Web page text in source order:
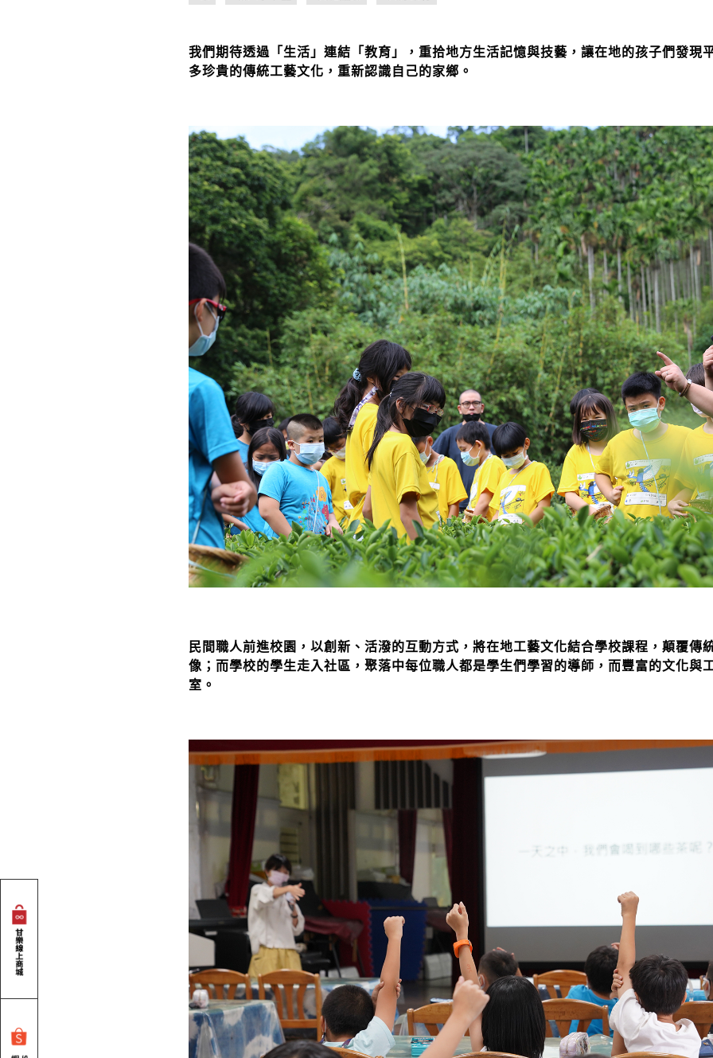
我們期待透過「生活」連結「教育」，重拾地方生活記憶與技藝，讓在地的孩子們發現
多珍貴的傳統工藝文化，重新認識自己的家鄉。
民間職人前進校園，以創新、活潑的互動方式，將在地工藝文化結合學校課程，顛覆傳
像；而學校的學生走入社區，聚落中每位職人都是學生們學習的導師，而豐富的文化與
室。